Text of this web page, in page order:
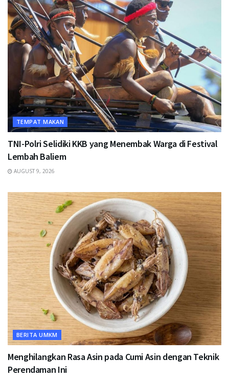
TEMPAT MAKAN
TNI-Polri Selidiki KKB yang Menembak Warga di Festival
Lembah Baliem
AUGUST 9, 2026
BERITA UMKM
Menghilangkan Rasa Asin pada Cumi Asin dengan Teknik
Perendaman Ini